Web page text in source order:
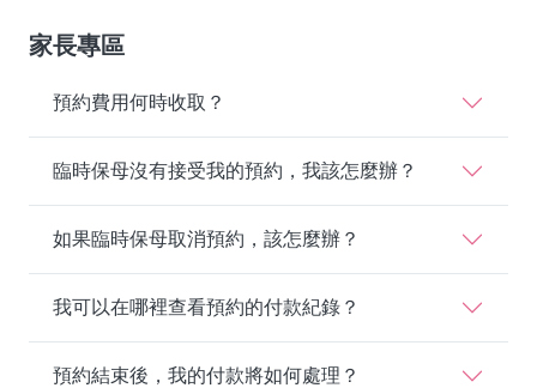
家長專區
預約費用何時收取？
臨時保母沒有接受我的預約，我該怎麼辦？
如果臨時保母取消預約，該怎麼辦？
我可以在哪裡查看預約的付款紀錄？
預約結束後，我的付款將如何處理？